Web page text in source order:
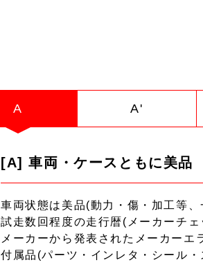
A A'
[A] 車両・ケースともに美品
車両状態は美品(動力・傷・加工等
試走数回程度の走行暦(メーカーチ
メーカーから発表されたメーカーエ
付属品(パーツ・インレタ・シール・